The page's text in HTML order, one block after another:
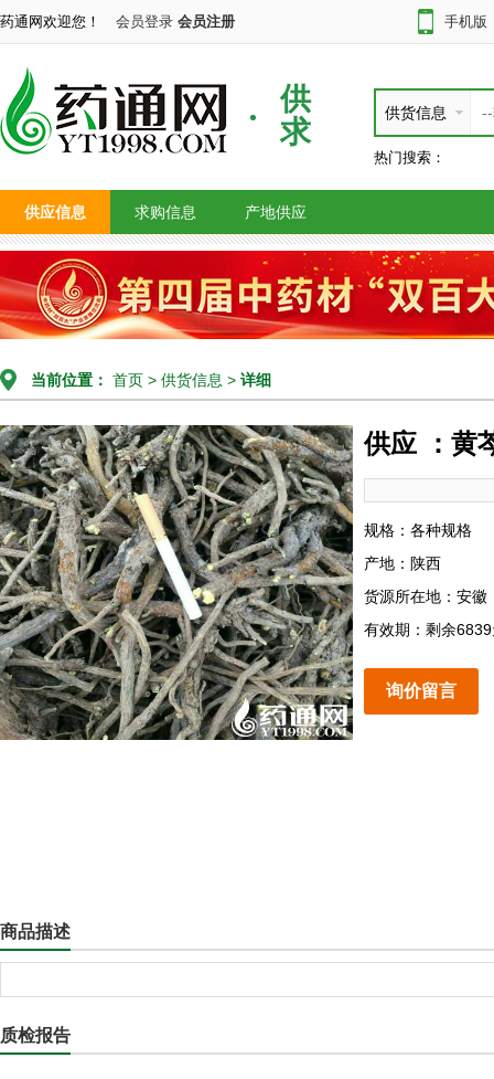
药通网欢迎您！ 会员登录 会员注册 手机版
供
求
供货信息
热门搜索：
供应信息 求购信息 产地供应
当前位置： 首页 > 供货信息 > 详细
供应 ：黄
规格：各种规格
产地：陕西
货源所在地：安徽
有效期：剩余
询价留言
商品描述
质检报告